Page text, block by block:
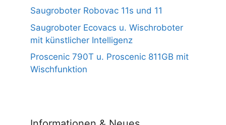
Saugroboter Robovac 11s und 11
Saugroboter Ecovacs u. Wischroboter
mit künstlicher Intelligenz
Proscenic 790T u. Proscenic 811GB mit
Wischfunktion